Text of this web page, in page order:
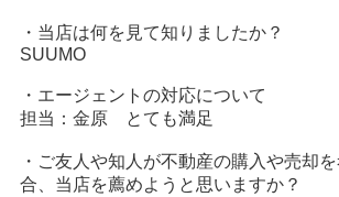
・当店は何を見て知りましたか？
SUUMO
・エージェントの対応について
担当：金原 とても満足
・ご友人や知人が不動産の購入や売却
合、当店を薦めようと思いますか？